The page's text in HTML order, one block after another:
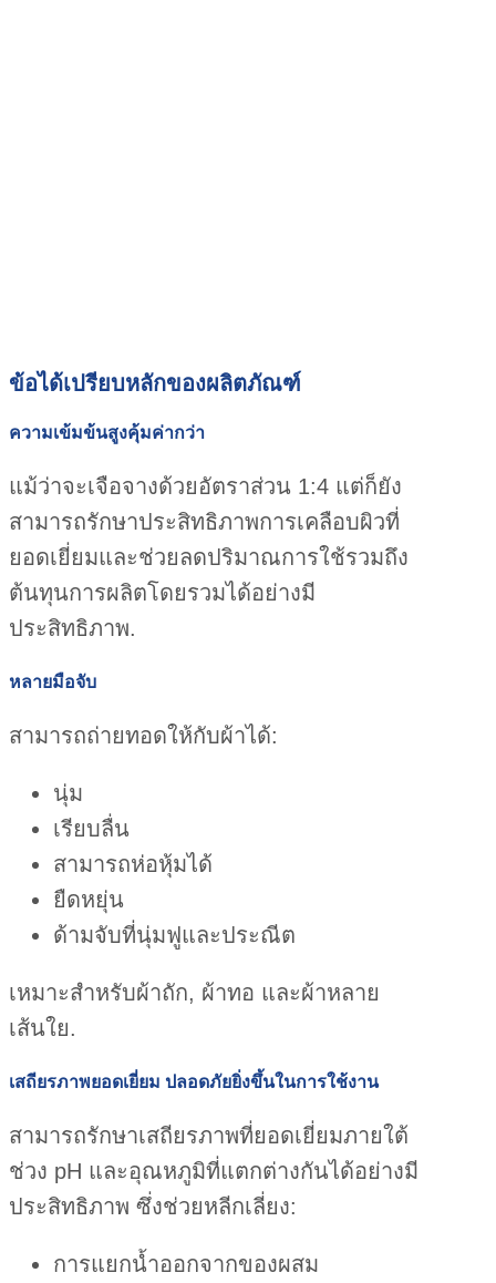
ข้อได้เปรียบหลักของผลิตภัณฑ์
ความเข้มข้นสูงคุ้มค่ากว่า
แม้ว่าจะเจือจางด้วยอัตราส่วน 1:4 แต่ก็ยัง
สามารถรักษาประสิทธิภาพการเคลือบผิวที่
ยอดเยี่ยมและช่วยลดปริมาณการใช้รวมถึง
ต้นทุนการผลิตโดยรวมได้อย่างมี
ประสิทธิภาพ.
หลายมือจับ
สามารถถ่ายทอดให้กับผ้าได้:
นุ่ม
เรียบลื่น
สามารถห่อหุ้มได้
ยืดหยุ่น
ด้ามจับที่นุ่มฟูและประณีต
เหมาะสำหรับผ้าถัก, ผ้าทอ และผ้าหลาย
เส้นใย.
เสถียรภาพยอดเยี่ยม ปลอดภัยยิ่งขึ้นในการใช้งาน
สามารถรักษาเสถียรภาพที่ยอดเยี่ยมภายใต้
ช่วง pH และอุณหภูมิที่แตกต่างกันได้อย่างมี
ประสิทธิภาพ ซึ่งช่วยหลีกเลี่ยง:
การแยกน้ำออกจากของผสม